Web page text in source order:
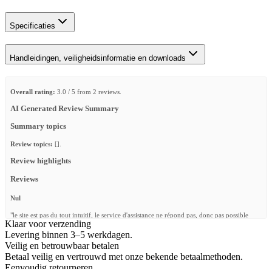
Specificaties
Handleidingen, veiligheidsinformatie en downloads
Overall rating: 3.0 / 5 from 2 reviews.
AI Generated Review Summary
Summary topics
Review topics: [].
Review highlights
Reviews
Nul
"le site est pas du tout intuitif, le service d'assistance ne répond pas, donc pas possible
d'utiliser les produits acheter. Je ne recommande pas du tout le site"
—Yohan H.(1/5)
Bed rail tracks
Klaar voor verzending
Levering binnen 3–5 werkdagen.
Veilig en betrouwbaar betalen
Betaal veilig en vertrouwd met onze bekende betaalmethoden.